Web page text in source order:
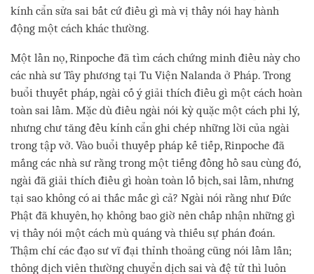
kính cẩn sửa sai bất cứ điều gì mà vị thầy nói hay hành
động một cách khác thường.
Một lần nọ, Rinpoche đã tìm cách chứng minh điều này cho
các nhà sư Tây phương tại Tu Viện Nalanda ở Pháp. Trong
buổi thuyết pháp, ngài cố ý giải thích điều gì một cách hoàn
toàn sai lầm. Mặc dù điều ngài nói kỳ quặc một cách phi lý,
nhưng chư tăng đều kính cẩn ghi chép những lời của ngài
trong tập vở. Vào buổi thuyếp pháp kế tiếp, Rinpoche đã
mắng các nhà sư rằng trong một tiếng đồng hồ sau cùng đó,
ngài đã giải thích điều gì hoàn toàn lố bịch, sai lầm, nhưng
tại sao không có ai thắc mắc gì cả? Ngài nói rằng như Đức
Phật đã khuyên, họ không bao giờ nên chấp nhận những gì
vị thầy nói một cách mù quáng và thiếu sự phán đoán.
Thậm chí các đạo sư vĩ đại thỉnh thoảng cũng nói lầm lẫn;
thông dịch viên thường chuyển dịch sai và đệ tử thì luôn